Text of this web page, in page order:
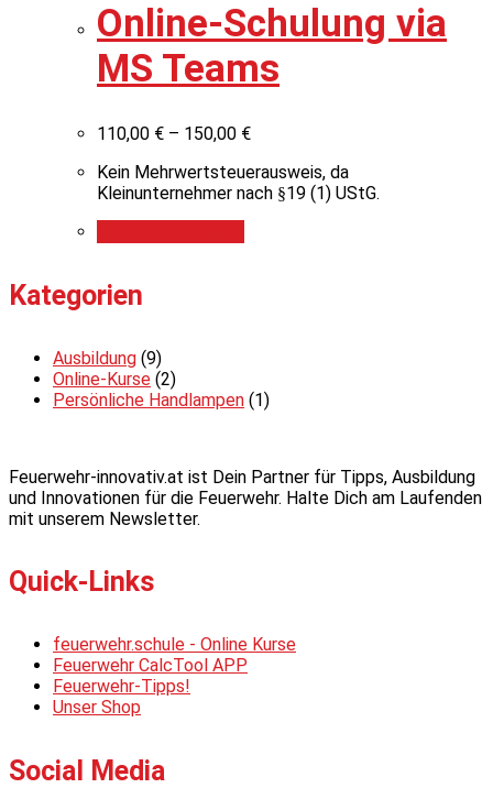
Online-Schulung via
MS Teams
110,00 € – 150,00 €
Kein Mehrwertsteuerausweis, da
Kleinunternehmer nach §19 (1) UStG.
Kategorien
Ausbildung (9)
Online-Kurse (2)
Persönliche Handlampen (1)
Feuerwehr-innovativ.at ist Dein Partner für Tipps, Ausbildung
und Innovationen für die Feuerwehr. Halte Dich am Laufenden
mit unserem Newsletter.
Quick-Links
feuerwehr.schule - Online Kurse
Feuerwehr CalcTool APP
Feuerwehr-Tipps!
Unser Shop
Social Media